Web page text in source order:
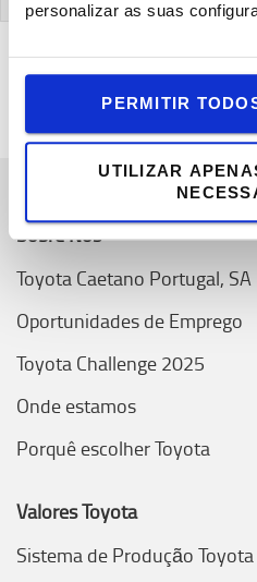
personalizar as suas
PERMITIR
UTILIZAR
Sobre Nós
Toyota Caetano Portugal, SA
Oportunidades de Emprego
Toyota Challenge 2025
Onde estamos
Porquê escolher Toyota
Valores Toyota
Sistema de Produção Toyota